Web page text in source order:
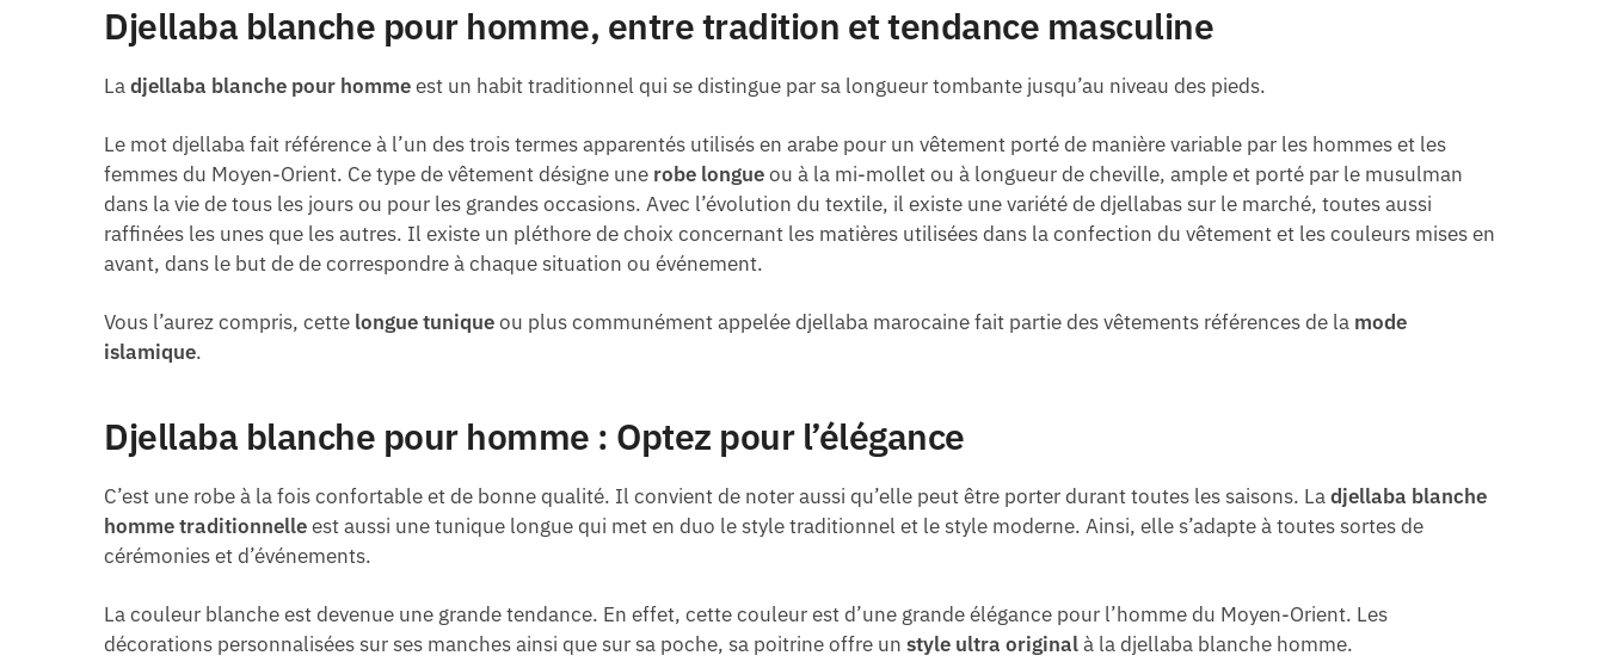
Djellaba blanche pour homme, entre tradition et tendance masculine
Ladjellaba blanche pour hommeest un habit traditionnel qui se distingue par sa longueur tombante jusqu’au niveau des pieds.
Le mot djellaba fait référence à l’un des trois termes apparentés utilisés en arabe pour un vêtement porté de manière variable par les hommes et les
femmes du Moyen-Orient. Ce type de vêtement désigne une robe longueou à la mi-mollet ou à longueur de cheville, ample et porté par le musulman
dans la vie de tous les jours ou pour les grandes occasions. Avec l’évolution du textile, il existe une variété de djellabas sur le marché, toutes aussi
raffinées les unes que les autres. Il existe un pléthore de choix concernant les matières utilisées dans la confection du vêtement et les couleurs mises en
avant, dans le but de de correspondre à chaque situation ou événement.
Vous l’aurez compris, cette longue tuniqueou plus communément appelée djellaba marocaine fait partie des vêtements références de la mode
islamique.
Djellaba blanche pour homme : Optez pour l’élégance
C’est une robe à la fois confortable et de bonne qualité. Il convient de noter aussi qu’elle peut être porter durant toutes les saisons. Ladjellaba blanche
homme traditionnelleest aussi une tunique longue qui met en duo le style traditionnel et le style moderne. Ainsi, elle s’adapte à toutes sortes de
cérémonies et d’événements.
La couleur blanche est devenue une grande tendance. En effet, cette couleur est d’une grande élégance pour l’homme du Moyen-Orient. Les
décorations personnalisées sur ses manches ainsi que sur sa poche, sa poitrine offre unstyle ultra originalà la djellaba blanche homme.